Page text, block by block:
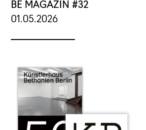
BE MAGAZIN #32
01.05.2026